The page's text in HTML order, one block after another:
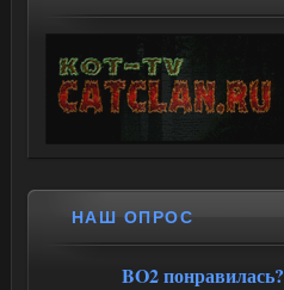
НАШ ОПРОС
BO2 понравилась?